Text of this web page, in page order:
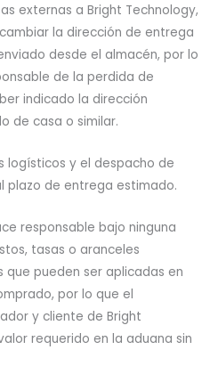
externas a Bright Technology,
la dirección de entrega
desde el almacén, por lo
de la perdida de
indicado la dirección
de casa o similar.
logísticos y el despacho de
plazo de entrega estimado.
responsable bajo ninguna
tasas o aranceles
pueden ser aplicadas en
por lo que el
y cliente de Bright
requerido en la aduana sin